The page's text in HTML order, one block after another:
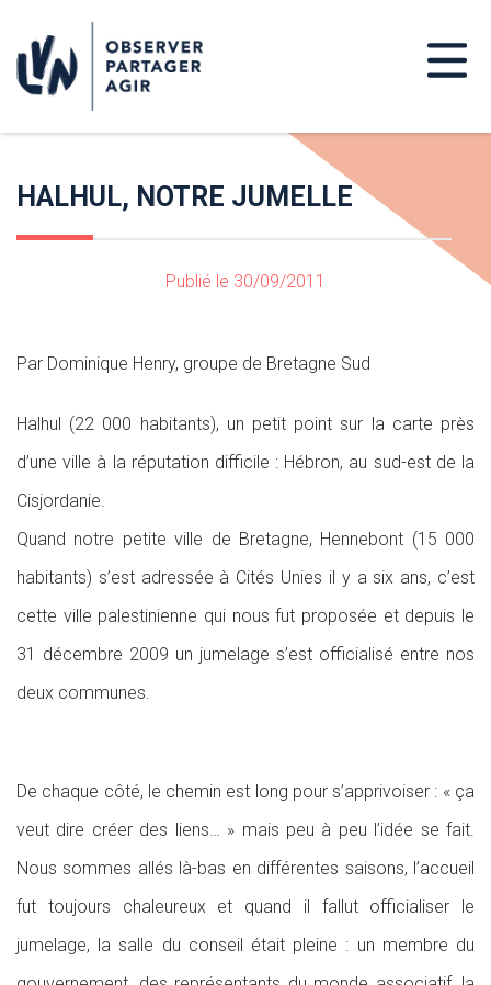
HALHUL, NOTRE JUMELLE
Publié le 30/09/2011
Par Dominique Henry, groupe de Bretagne Sud
Halhul (22 000 habitants), un petit point sur la carte près
d’une ville à la réputation difficile : Hébron, au sud-est de la
Cisjordanie.
Quand notre petite ville de Bretagne, Hennebont (15 000
habitants) s’est adressée à Cités Unies il y a six ans, c’est
cette ville palestinienne qui nous fut proposée et depuis le
31 décembre 2009 un jumelage s’est officialisé entre nos
deux communes.
De chaque côté, le chemin est long pour s’apprivoiser : « ça
veut dire créer des liens… » mais peu à peu l’idée se fait.
Nous sommes allés là-bas en différentes saisons, l’accueil
fut toujours chaleureux et quand il fallut officialiser le
jumelage, la salle du conseil était pleine : un membre du